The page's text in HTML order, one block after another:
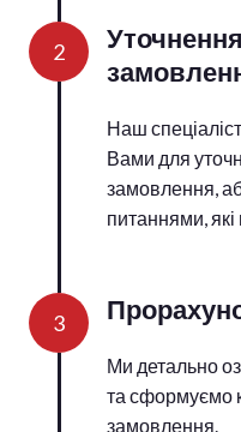
2
Наш
Вами для
замовлення,
питаннями,
3
Ми детально
та сформуємо
замовлення.